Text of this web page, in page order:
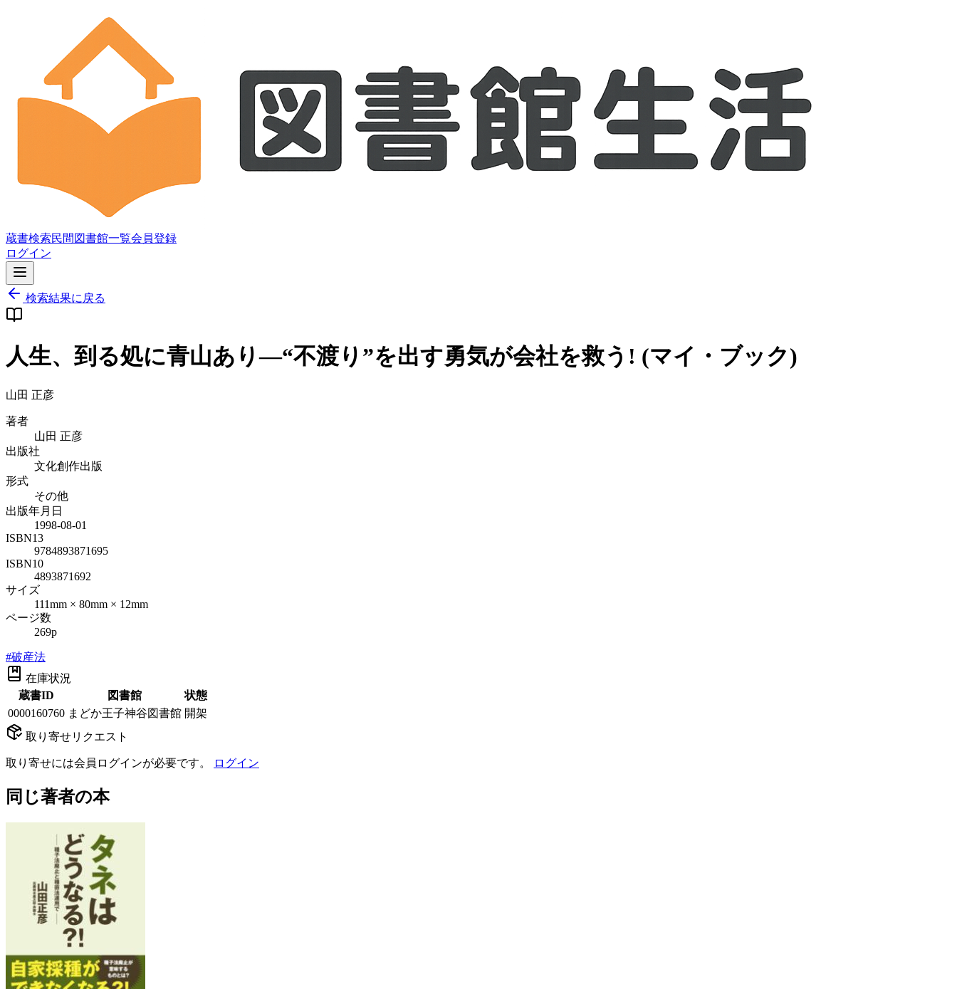
蔵書検索民間図書館一覧会員登録
ログイン
検索結果に戻る
人生、到る処に青山あり―“不渡り”を出す勇気が会社を救う! (マイ・ブック)
山田 正彦
著者
山田 正彦
出版社
文化創作出版
形式
その他
出版年月日
1998-08-01
ISBN13
9784893871695
ISBN10
4893871692
サイズ
111mm × 80mm × 12mm
ページ数
269p
#破産法
在庫状況
蔵書ID
図書館
状態
0000160760 まどか王子神谷図書館 開架
取り寄せリクエスト
取り寄せには会員ログインが必要です。 ログイン
同じ著者の本